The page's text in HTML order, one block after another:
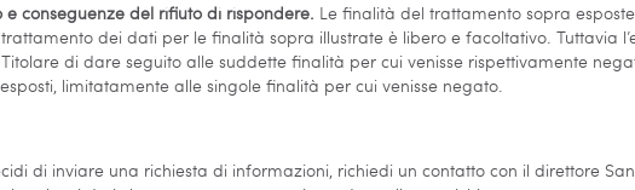
conseguenze del rifiuto di rispondere. Le finalità del trattamento sopra
dei dati per le finalità sopra illustrate è libero e facoltativo. Tuttavia
di dare seguito alle suddette finalità per cui venisse rispettivamente
limitatamente alle singole finalità per cui venisse negato.
di inviare una richiesta di informazioni, richiedi un contatto con il direttore